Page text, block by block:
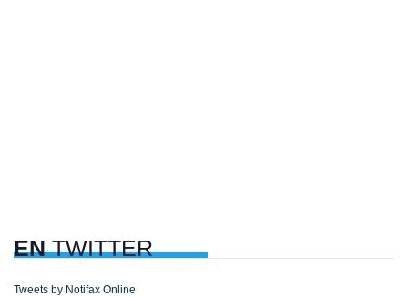
ENTWITTER
Tweets by Notifax Online